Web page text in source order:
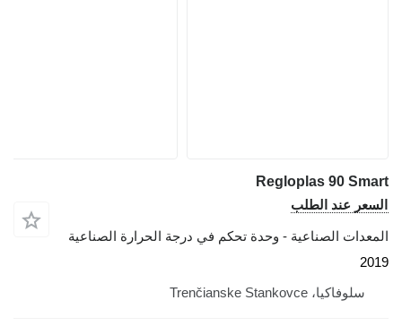
Regloplas 90 Smart
السعر عند الطلب
المعدات الصناعية - وحدة تحكم في درجة الحرارة الصناعية
2019
سلوفاكيا، Trenčianske Stankovce